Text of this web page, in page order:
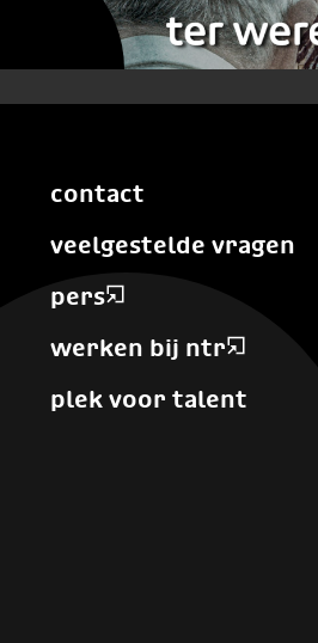
contact
veelgestelde vragen
pers
werken bij ntr
plek voor talent